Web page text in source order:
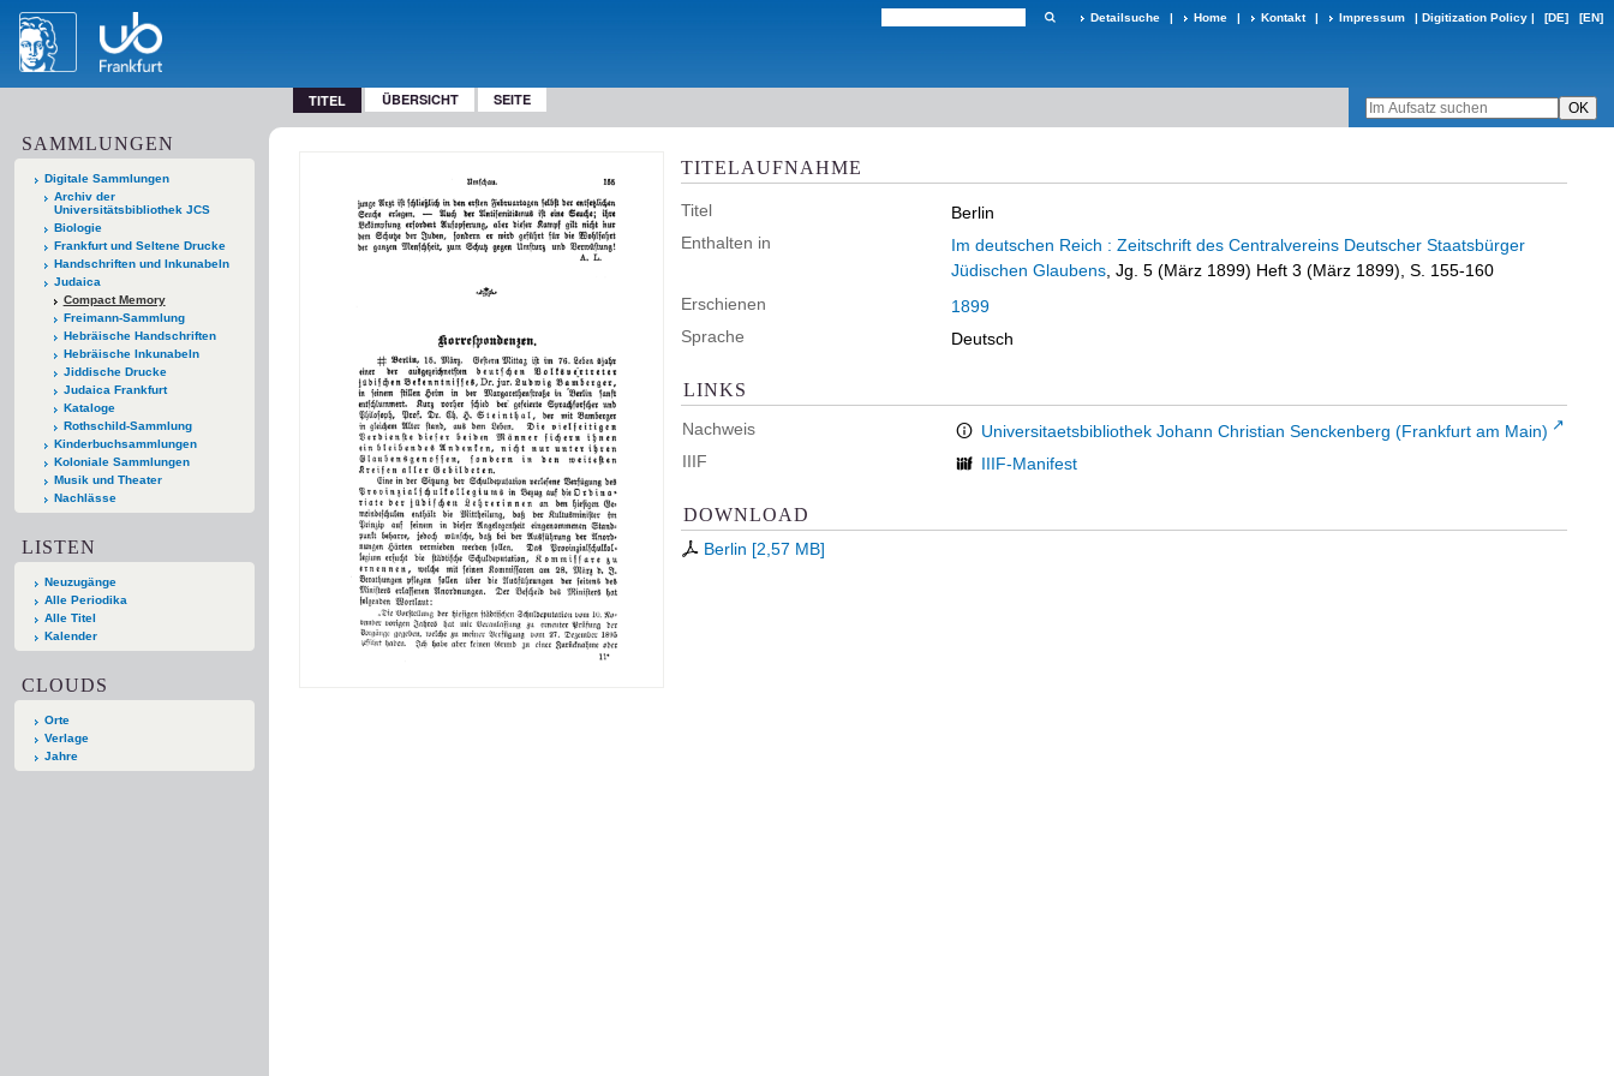
Detailsuche | Home | Kontakt | Impressum | Digitization Policy | [DE] [EN]
TITEL ÜBERSICHT SEITE
SAMMLUNGEN
Digitale Sammlungen
Archiv der
Universitätsbibliothek JCS
Biologie
Frankfurt und Seltene Drucke
Handschriften und Inkunabeln
Judaica
Compact Memory
Freimann-Sammlung
Hebräische Handschriften
Hebräische Inkunabeln
Jiddische Drucke
Judaica Frankfurt
Kataloge
Rothschild-Sammlung
Kinderbuchsammlungen
Koloniale Sammlungen
Musik und Theater
Nachlässe
LISTEN
Neuzugänge
Alle Periodika
Alle Titel
Kalender
CLOUDS
Orte
Verlage
Jahre
TITELAUFNAHME
Titel
Berlin
Enthalten in
Im deutschen Reich : Zeitschrift des Centralvereins Deutscher Staatsbürger
Jüdischen Glaubens , Jg. 5 (März 1899) Heft 3 (März 1899), S. 155-160
Erschienen
1899
Sprache
Deutsch
LINKS
Nachweis
Universitaetsbibliothek Johann Christian Senckenberg (Frankfurt am Main)
IIIF
IIIF-Manifest
DOWNLOAD
Berlin [2,57 MB]